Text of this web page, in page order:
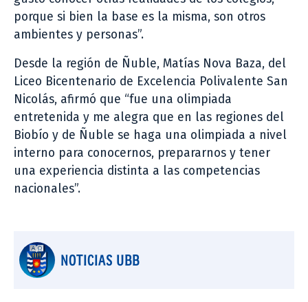
porque si bien la base es la misma, son otros
ambientes y personas”.
Desde la región de Ñuble, Matías Nova Baza, del
Liceo Bicentenario de Excelencia Polivalente San
Nicolás, afirmó que “fue una olimpiada
entretenida y me alegra que en las regiones del
Biobío y de Ñuble se haga una olimpiada a nivel
interno para conocernos, prepararnos y tener
una experiencia distinta a las competencias
nacionales”.
NOTICIAS UBB